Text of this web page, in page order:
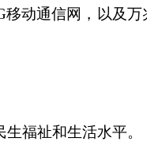
动通信网，以及
福祉和生活水平。